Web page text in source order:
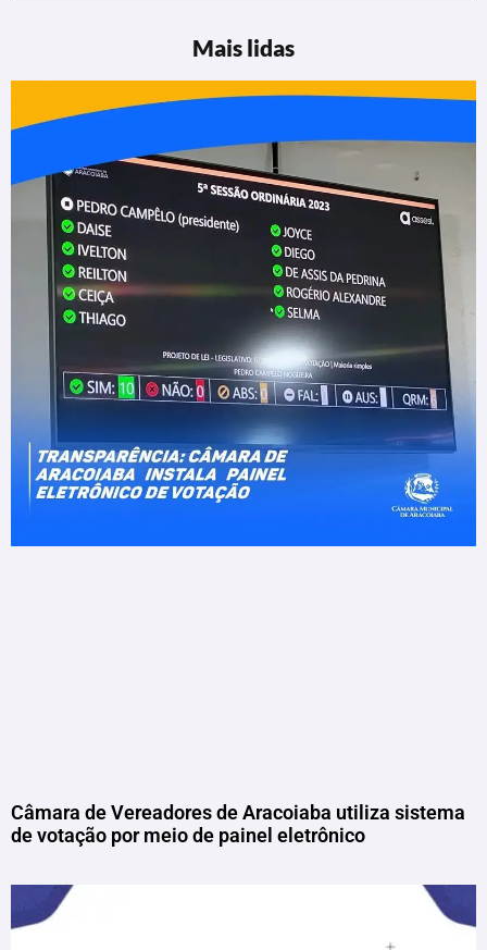
Mais lidas
Câmara de Vereadores de Aracoiaba utiliza sistema
de votação por meio de painel eletrônico